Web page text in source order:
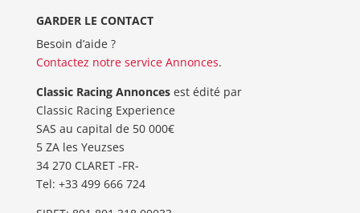
GARDER LE CONTACT
Besoin d’aide ?
Contactez notre service Annonces.
Classic Racing Annoncesest édité par
Classic Racing Experience
SAS au capital de 50 000€
5 ZA les Yeuzses
34 270 CLARET -FR-
Tel: ‭+33 499 666 724‬